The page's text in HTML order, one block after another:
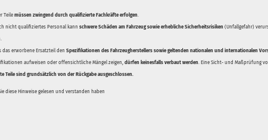
Teile müssen zwingend durch qualifizierte Fachkräfte erfolgen.
nicht qualifiziertes Personal kann schwere Schäden am Fahrzeug sowie erhebliche Sicherheitsrisiken (Unfallgefahr)
das erworbene Ersatzteil den Spezifikationen des Fahrzeugherstellers sowie geltenden nationalen und internationalen
aufweisen oder offensichtliche Mängel zeigen, dürfen keinesfalls verbaut werden. Eine Sicht- und Maßprüfung
Teile sind grundsätzlich von der Rückgabe ausgeschlossen.
diese Hinweise gelesen und verstanden haben